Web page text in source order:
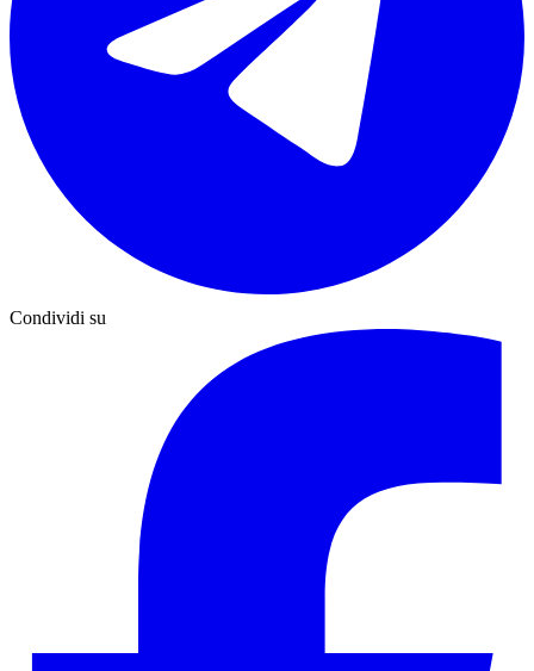
Condividi su